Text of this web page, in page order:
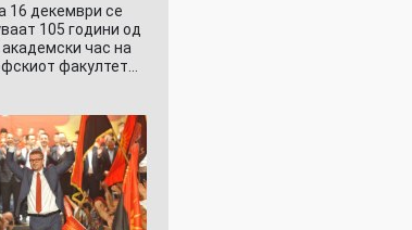
16 декември се
105 години од
час на
факултет…